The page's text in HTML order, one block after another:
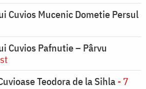
Cuvios Mucenic Dometie Persul
Cuvios Pafnutie – Pârvu
Teodora de la Sihla- 7